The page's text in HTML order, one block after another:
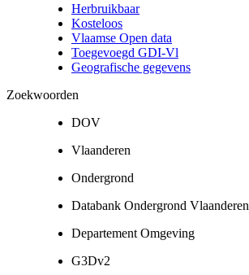
Herbruikbaar
Kosteloos
Vlaamse Open data
Toegevoegd GDI-Vl
Geografische gegevens
Zoekwoorden
DOV
Vlaanderen
Ondergrond
Databank Ondergrond Vlaanderen
Departement Omgeving
G3Dv2